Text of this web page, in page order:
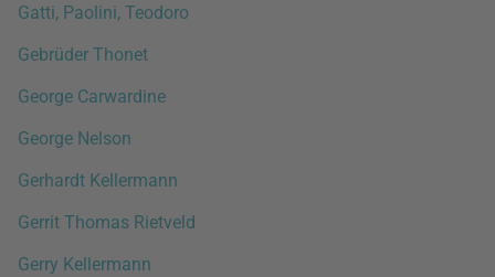
Gatti, Paolini, Teodoro
Gebrüder Thonet
George Carwardine
George Nelson
Gerhardt Kellermann
Gerrit Thomas Rietveld
Gerry Kellermann